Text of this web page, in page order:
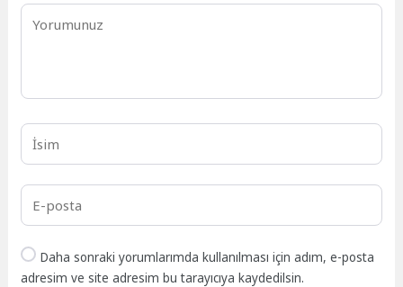
Daha sonraki yorumlarımda kullanılması için adım, e-posta
adresim ve site adresim bu tarayıcıya kaydedilsin.